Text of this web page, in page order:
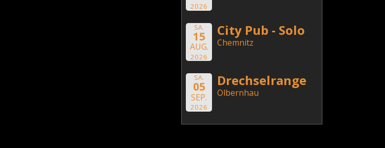
2026
SA.
15
AUG.
2026
City Pub - Solo
Chemnitz
SA.
05
SEP.
2026
Drechselrange
Olbernhau